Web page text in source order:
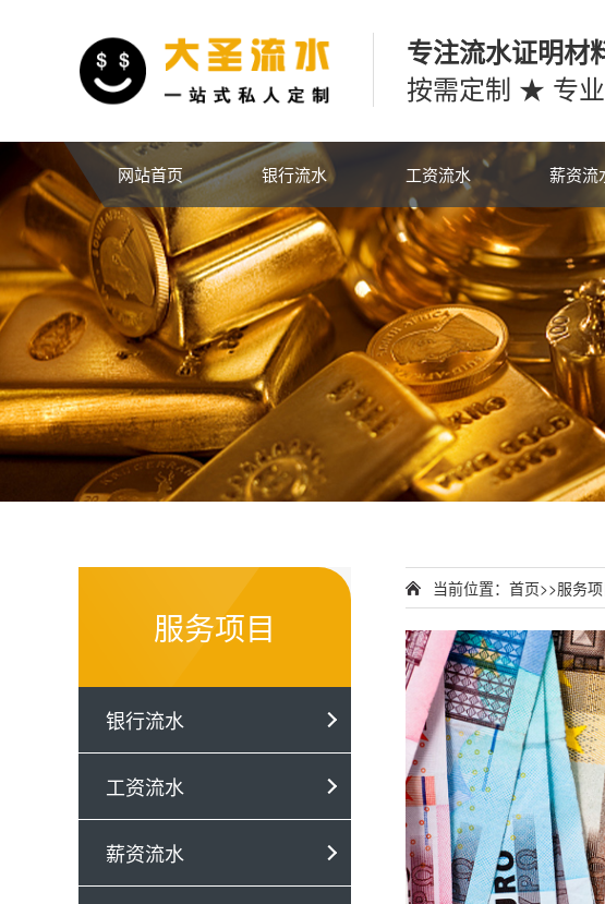
专注流水证明材
按需定制 ★ 专
网站首页 银行流水 工资流水 薪资流
服务项目
银行流水
工资流水
薪资流水
当前位置： 首页>>服务